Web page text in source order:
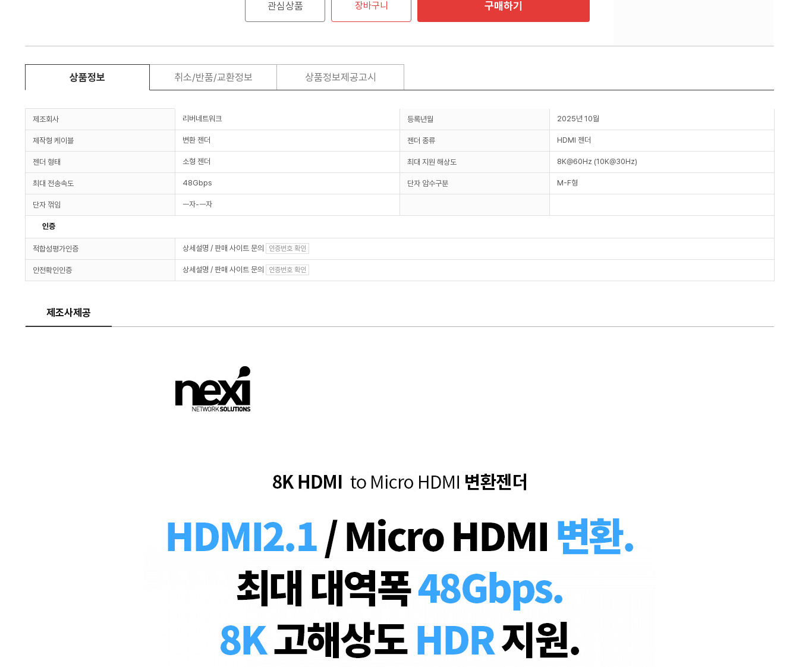
관심상품 장바구니 구매하기
상품정보 취소/반품/교환정보 상품정보제공고시
제조회사 리버네트워크 등록년월 2025년 10월
제작형 케이블 변환 젠더 젠더 종류 HDMI 젠더
젠더 형태 소형 젠더 최대 지원 해상도 8K@60Hz (10K@30Hz)
최대 전송속도 48Gbps 단자 암수구분 M-F형
단자 꺾임 ㅡ자-ㅡ자
인증
적합성평가인증 상세설명 / 판매 사이트 문의 인증번호 확인
안전확인인증 상세설명 / 판매 사이트 문의 인증번호 확인
제조사제공